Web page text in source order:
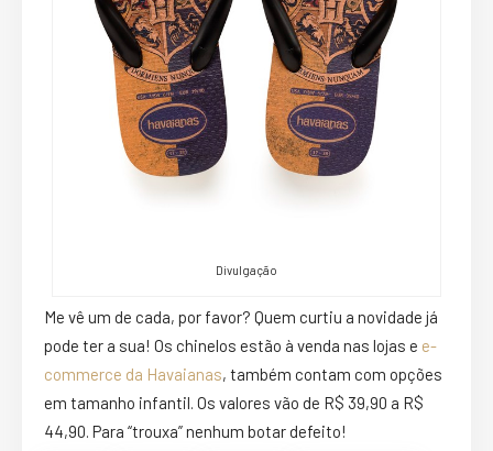
Divulgação
Me vê um de cada, por favor? Quem curtiu a novidade já
pode ter a sua! Os chinelos estão à venda nas lojas e e-
commerce da Havaianas, também contam com opções
em tamanho infantil. Os valores vão de R$ 39,90 a R$
44,90. Para “trouxa” nenhum botar defeito!